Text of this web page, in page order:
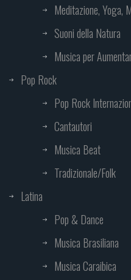
Meditazione, Yoga,
Suoni della Natura
Musica per
Pop Rock
Pop Rock
Cantautori
Musica Beat
Tradizionale/Folk
Latina
Pop & Dance
Musica Brasiliana
Musica Caraibica